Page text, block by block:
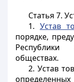
Статья 7.
1. Устав
порядке,
Республики
обществах.
2. Устав
определенных